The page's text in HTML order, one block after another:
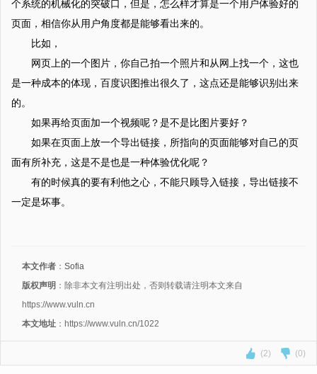
个系统的机械化的突破口，但是，怎么样才算是一个用户体验好的
页面，相信你从用户角度都是能够看出来的。
比如，
网页上的一个图片，你自己拍一个照片和从网上找一个，这也
是一种成本的体现，百度识图推出很久了，这点还是能够识别出来
的。
如果再给页面加一个视频呢？是不是比图片要好？
如果在页面上放一个导出链接，所指向的页面能够对自己的页
面有所补充，这是不是也是一种体验优化呢？
有的时候真的要有利他之心，不能只顾导入链接，导出链接不
一定是坏事。
本文作者 ： Sofia
版权声明 ：除非本文有注明出处，否则转载请注明本文来自
https://www.vuln.cn
本文地址 ：https://www.vuln.cn/1022
(2) (0)